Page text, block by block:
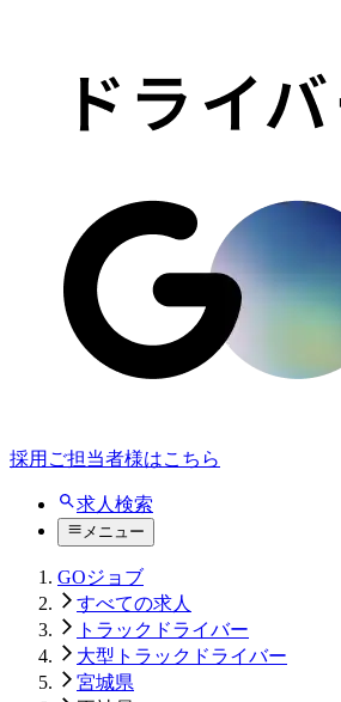
採用ご担当者様はこちら
求人検索
メニュー
GOジョブ
すべての求人
トラックドライバー
大型トラックドライバー
宮城県